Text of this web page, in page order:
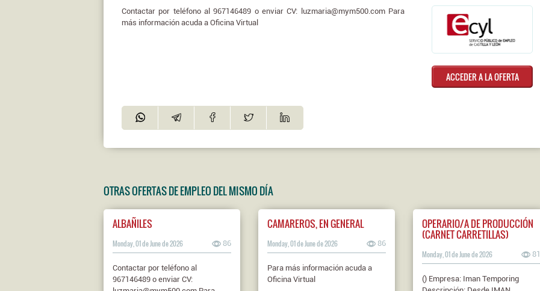
Contactar por teléfono al 967146489 o enviar CV: luzmaria@mym500.com Para
más información acuda a Oficina Virtual
ACCEDER A LA OFERTA
OTRAS OFERTAS DE EMPLEO DEL MISMO DÍA
ALBAÑILES
Monday, 01 de June de 2026 86
Contactar por teléfono al
967146489 o enviar CV:
CAMAREROS, EN GENERAL
Monday, 01 de June de 2026 86
Para más información acuda a
Oficina Virtual
OPERARIO/A DE PRODUCCIÓN
(CARNET CARRETILLAS)
Monday, 01 de June de 2026 81
() Empresa: Iman Temporing